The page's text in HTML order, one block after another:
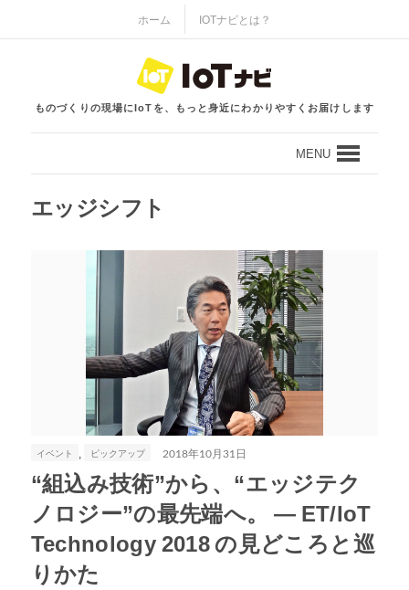
ホーム IOTナビとは？
ものづくりの現場にIoTを、もっと身近にわかりやすくお届けします
MENU
エッジシフト
イベント , ピックアップ 2018年10月31日
“組込み技術”から、“エッジテク
ノロジー”の最先端へ。 ― ET/IoT
Technology 2018 の見どころと巡
りかた